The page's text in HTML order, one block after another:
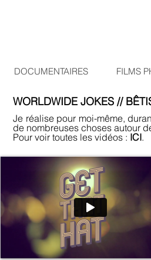
DOCUMENTAIRES FILMS
WORLDWIDE JOKES //
Je réalise pour moi-même,
de nombreuses choses autour
Pour voir toutes les vidéos : ICI.